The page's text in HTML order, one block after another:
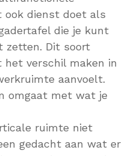
ook dienst doet als
die je kunt
zetten. Dit soort
het verschil maken in
aanvoelt.
omgaat met wat je
ruimte niet
gedacht aan wat er